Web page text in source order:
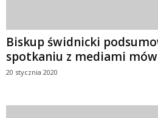
Biskup świdnicki
spotkaniu z mediami
20 stycznia 2020